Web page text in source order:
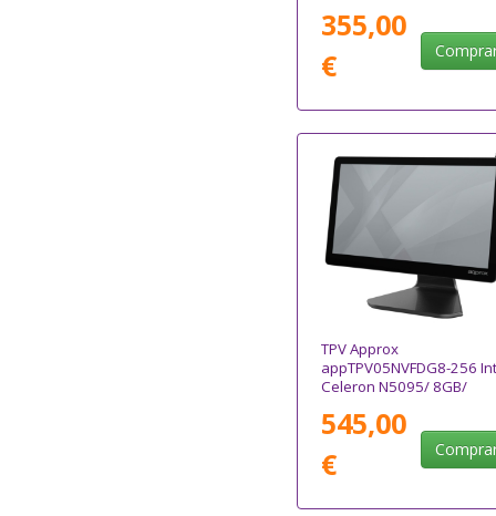
355,00
€
TPV Approx
appTPV05NVFDG8-256
Celeron N5095/ 8GB/
WiFI
545,00
€